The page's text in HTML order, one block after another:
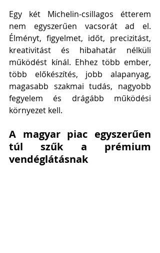
Egy két Michelin-csillagos étterem
nem egyszerűen vacsorát ad el.
Élményt, figyelmet, időt, precizitást,
kreativitást és hibahatár nélküli
működést kínál. Ehhez több ember,
több előkészítés, jobb alapanyag,
magasabb szakmai tudás, nagyobb
fegyelem és drágább működési
környezet kell.
A magyar piac egyszerűen
túl szűk a prémium
vendéglátásnak